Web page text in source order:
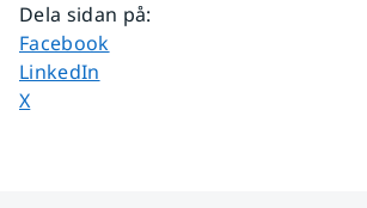
Dela sidan på:
Dela sidan på
Facebook
Dela sidan på
LinkedIn
Dela sidan på
X